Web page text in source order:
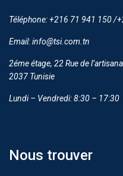
Téléphone: +216 71 941 150 /
Email: info@tsi.com.tn
2éme étage, 22 Rue de
2037 Tunisie
Lundi – Vendredi: 8:30 – 17:30
Nous trouver